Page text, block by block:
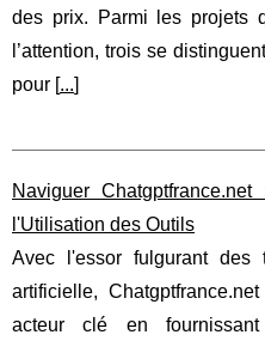
des prix. Parmi les projets
l’attention, trois se
pour [...]
Naviguer
l'Utilisation des Outils
Avec l'essor fulgurant des
artificielle,
acteur clé en